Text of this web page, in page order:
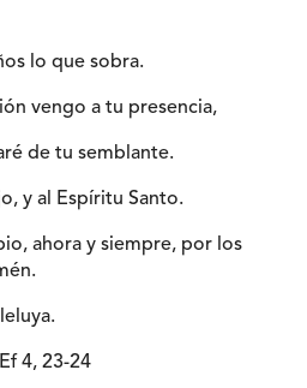
lo que sobra.
vengo a tu presencia,
de tu semblante.
y al Espíritu Santo.
ahora y siempre, por los
4, 23-24